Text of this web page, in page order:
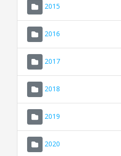
2015
2016
2017
2018
2019
2020